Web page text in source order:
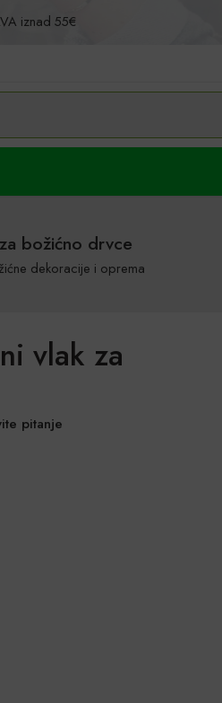
iznad 55€
božićno drvce
dekoracije i oprema
vlak za
pitanje